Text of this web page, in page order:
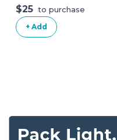
Llegada
$25 to purchase
+ Add